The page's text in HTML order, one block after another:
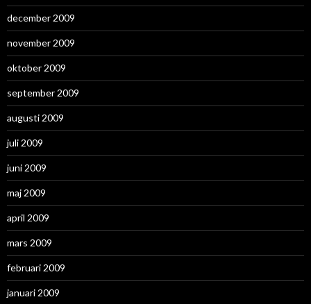
december 2009
november 2009
oktober 2009
september 2009
augusti 2009
juli 2009
juni 2009
maj 2009
april 2009
mars 2009
februari 2009
januari 2009